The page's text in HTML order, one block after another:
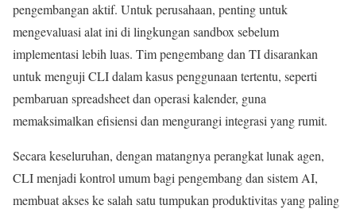
pengembangan aktif. Untuk perusahaan, penting untuk
mengevaluasi alat ini di lingkungan sandbox sebelum
implementasi lebih luas. Tim pengembang dan TI disarankan
untuk menguji CLI dalam kasus penggunaan tertentu, seperti
pembaruan spreadsheet dan operasi kalender, guna
memaksimalkan efisiensi dan mengurangi integrasi yang rumit.
Secara keseluruhan, dengan matangnya perangkat lunak agen,
CLI menjadi kontrol umum bagi pengembang dan sistem AI,
membuat akses ke salah satu tumpukan produktivitas yang paling